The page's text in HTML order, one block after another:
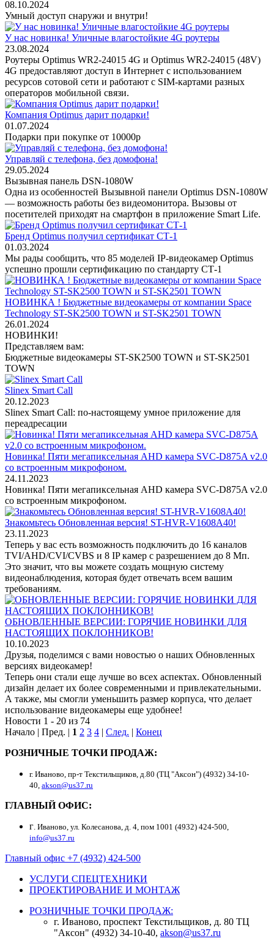
08.10.2024
Умный доступ снаружи и внутри!
У нас новинка! Уличные влагостойкие 4G роутеры
23.08.2024
Роутеры Optimus WR2-24015 4G и Optimus WR2-24015 (48V)
4G предоставляют доступ в Интернет с использованием
ресурсов сотовой сети и работают с SIM-картами разных
операторов мобильной связи.
Компания Optimus дарит подарки!
01.07.2024
Подарки при покупке от 10000р
Управляй с телефона, без домофона!
29.05.2024
Вызывная панель DSN-1080W
Одна из особенностей Вызывной панели Optimus DSN-1080W
— возможность работы без видеомонитора. Вызовы от
посетителей приходят на смартфон в приложение Smart Life.
Бренд Optimus получил сертификат CТ-1
01.03.2024
Мы рады сообщить, что 85 моделей IP-видеокамер Optimus
успешно прошли сертификацию по стандарту СТ-1
НОВИНКА ! Бюджетные видеокамеры от компании Space
Technology ST-SK2500 TOWN и ST-SK2501 TOWN
26.01.2024
НОВИНКИ!
Представляем вам:
Бюджетные видеокамеры ST-SK2500 TOWN и ST-SK2501
TOWN
Slinex Smart Call
20.12.2023
Slinex Smart Call: по-настоящему умное приложение для
переадресации
Новинка! Пяти мегапиксельная AHD камера SVC-D875A v2.0
со встроенным микрофоном.
24.11.2023
Новинка! Пяти мегапиксельная AHD камера SVC-D875A v2.0
со встроенным микрофоном.
Знакомьтесь Обновленная версия! ST-HVR-V1608A40!
23.11.2023
Теперь у вас есть возможность подключить до 16 каналов
TVI/AHD/CVI/CVBS и 8 IP камер с разрешением до 8 Мп.
Это значит, что вы можете создать мощную систему
видеонаблюдения, которая будет отвечать всем вашим
требованиям.
ОБНОВЛЕННЫЕ ВЕРСИИ: ГОРЯЧИЕ НОВИНКИ ДЛЯ
НАСТОЯЩИХ ПОКЛОННИКОВ!
10.10.2023
Друзья, поделимся с вами новостью о наших Обновленных
версиях видеокамер!
Теперь они стали еще лучше во всех аспектах. Обновленный
дизайн делает их более современными и привлекательными.
А также, мы смогли уменьшить размер корпуса, что делает
использование видеокамеры еще удобнее!
Новости 1 - 20 из 74
Начало | Пред. | 1 2 3 4 | След. | Конец
РОЗНИЧНЫЕ ТОЧКИ ПРОДАЖ:
г. Иваново, пр-т Текстильщиков, д.80 (ТЦ "Аксон") (4932) 34-10-
40, akson@us37.ru
ГЛАВНЫЙ ОФИС:
г . Иваново, ул. Колесанова, д. 4, пом 1001 (4932) 424-500,
info@us37.ru
Главный офис +7 (4932) 424-500
УСЛУГИ СПЕЦТЕХНИКИ
ПРОЕКТИРОВАНИЕ И МОНТАЖ
РОЗНИЧНЫЕ ТОЧКИ ПРОДАЖ:
г. Иваново, проспект Текстильщиков, д. 80 ТЦ
"Аксон" (4932) 34-10-40, akson@us37.ru